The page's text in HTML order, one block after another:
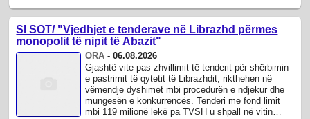
SI SOT/ "Vjedhjet e tenderave në Librazhd përmes
monopolit të nipit të Abazit"
ORA -06.08.2026
Gjashtë vite pas zhvillimit të tenderit për shërbimin
e pastrimit të qytetit të Librazhdit, rikthehen në
vëmendje dyshimet mbi procedurën e ndjekur dhe
mungesën e konkurrencës. Tenderi me fond limit
mbi 119 milionë lekë pa TVSH u shpall në vitin